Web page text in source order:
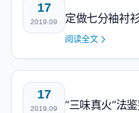
17
2019.09 定做七分袖衬
阅读全文
17
2019.09 “三味真火”法